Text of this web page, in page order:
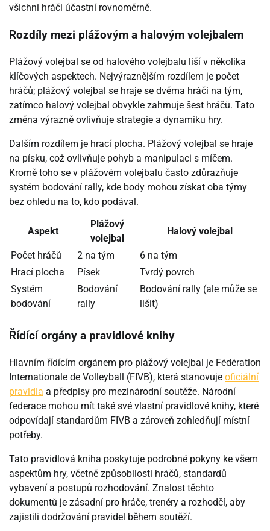
všichni hráči účastní rovnoměrně.
Rozdíly mezi plážovým a halovým volejbalem
Plážový volejbal se od halového volejbalu liší v několika
klíčových aspektech. Nejvýraznějším rozdílem je počet
hráčů; plážový volejbal se hraje se dvěma hráči na tým,
zatímco halový volejbal obvykle zahrnuje šest hráčů. Tato
změna výrazně ovlivňuje strategie a dynamiku hry.
Dalším rozdílem je hrací plocha. Plážový volejbal se hraje
na písku, což ovlivňuje pohyb a manipulaci s míčem.
Kromě toho se v plážovém volejbalu často zdůrazňuje
systém bodování rally, kde body mohou získat oba týmy
bez ohledu na to, kdo podával.
Aspekt
Plážový
volejbal
Halový volejbal
Počet hráčů 2 na tým
6 na tým
Hrací plocha
Písek
Tvrdý povrch
Systém
bodování
Bodování
rally
Bodování rally (ale může se
lišit)
Řídící orgány a pravidlové knihy
Hlavním řídícím orgánem pro plážový volejbal je Fédération
Internationale de Volleyball (FIVB), která stanovuje oficiální
pravidla a předpisy pro mezinárodní soutěže. Národní
federace mohou mít také své vlastní pravidlové knihy, které
odpovídají standardům FIVB a zároveň zohledňují místní
potřeby.
Tato pravidlová kniha poskytuje podrobné pokyny ke všem
aspektům hry, včetně způsobilosti hráčů, standardů
vybavení a postupů rozhodování. Znalost těchto
dokumentů je zásadní pro hráče, trenéry a rozhodčí, aby
zajistili dodržování pravidel během soutěží.